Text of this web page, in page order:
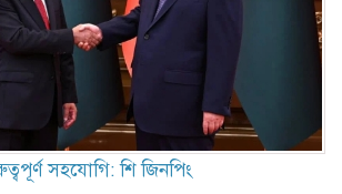
সহযোগি: শি জিনপিং